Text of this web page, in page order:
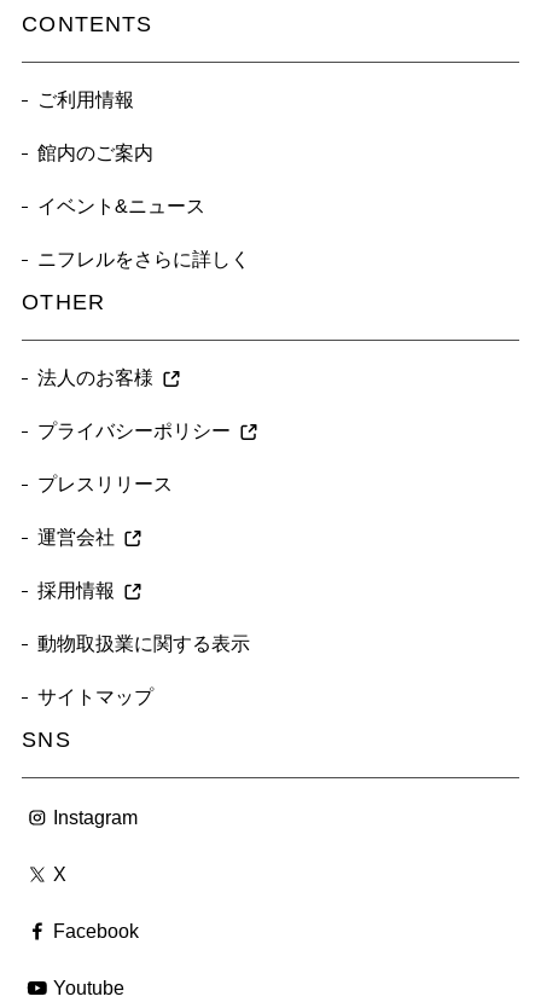
CONTENTS
ご利用情報
館内のご案内
イベント&ニュース
ニフレルをさらに詳しく
OTHER
法人のお客様
プライバシーポリシー
プレスリリース
運営会社
採用情報
動物取扱業に関する表示
サイトマップ
SNS
Instagram
X
Facebook
Youtube